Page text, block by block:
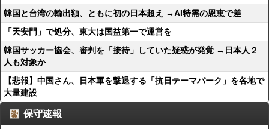
韓国と台湾の輸出額、ともに初の日本超え →AI特需の恩恵で差
「天安門」で処分、東大は国益第一で運営を
韓国サッカー協会、審判を「接待」していた疑惑が発覚 →日本人２
人も対象か
【悲報】中国さん、日本軍を撃退する「抗日テーマパーク」を各地で
大量建設
保守速報